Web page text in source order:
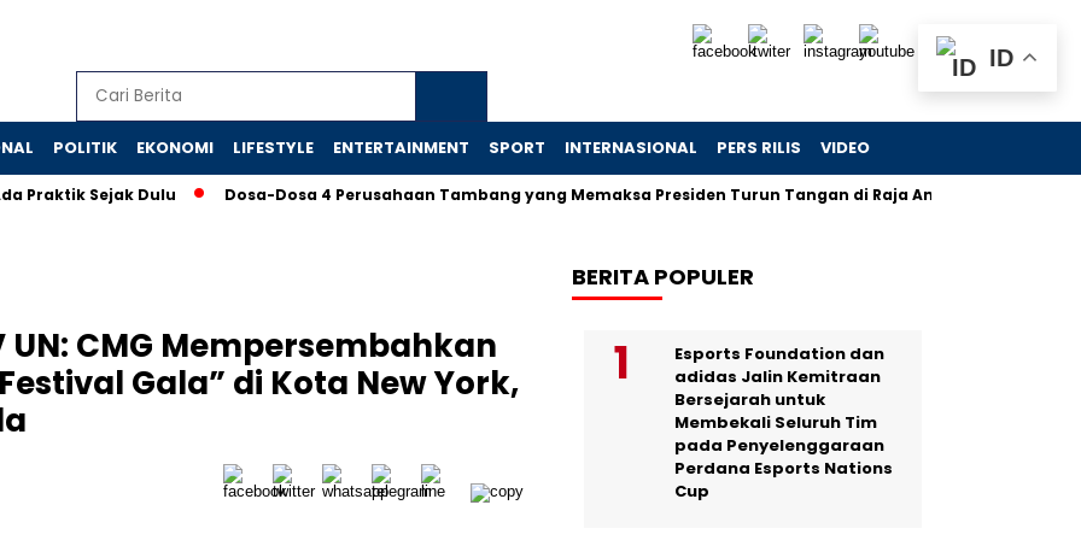
POLITIK EKONOMI LIFESTYLE ENTERTAINMENT SPORT INTERNASIONAL PERS RILIS VIDEO
Sejak Dulu Dosa-Dosa 4 Perusahaan Tambang yang Memaksa Presiden Turun Tangan di Raja Ampat
UN: CMG Mempersembahkan
Gala” di Kota New York,
BERITA POPULER
Esports Foundation dan
adidas Jalin Kemitraan
Bersejarah untuk
Membekali Seluruh Tim
pada Penyelenggaraan
Perdana Esports Nations
Cup
ID